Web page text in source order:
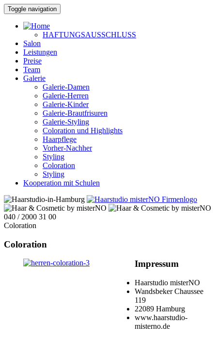
Toggle navigation
HAFTUNGSAUSSCHLUSS
Salon
Leistungen
Preise
Team
Galerie
Galerie-Damen
Galerie-Herren
Galerie-Kinder
Galerie-Brautfrisuren
Galerie-Styling
Coloration und Highlights
Haarpflege
Vorher-Nachher
Styling
Coloration
Styling
Kooperation mit Schulen
040 / 2000 31 00
Coloration
Coloration
Impressum
Haarstudio misterNO
Wandsbeker Chaussee
119
22089 Hamburg
www.haarstudio-
misterno.de